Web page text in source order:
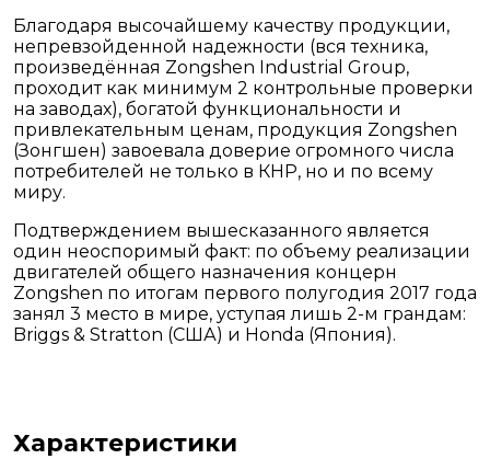
Благодаря высочайшему качеству продукции,
непревзойденной надежности (вся техника,
произведённая Zongshen Industrial Group,
проходит как минимум 2 контрольные проверки
на заводах), богатой функциональности и
привлекательным ценам, продукция Zongshen
(Зонгшен) завоевала доверие огромного числа
потребителей не только в КНР, но и по всему
миру.
Подтверждением вышесказанного является
один неоспоримый факт: по объему реализации
двигателей общего назначения концерн
Zongshen по итогам первого полугодия 2017 года
занял 3 место в мире, уступая лишь 2-м грандам:
Briggs & Stratton (США) и Honda (Япония).
Характеристики